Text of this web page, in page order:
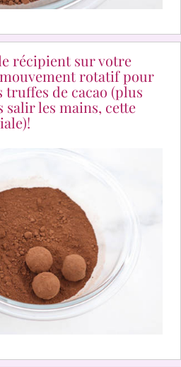
récipient sur votre
rotatif pour
truffes de cacao (plus
salir les mains, cette